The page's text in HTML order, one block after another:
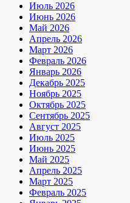
Июль 2026
Июнь 2026
Май 2026
Апрель 2026
Март 2026
Февраль 2026
Январь 2026
Декабрь 2025
Ноябрь 2025
Октябрь 2025
Сентябрь 2025
Август 2025
Июль 2025
Июнь 2025
Май 2025
Апрель 2025
Март 2025
Февраль 2025